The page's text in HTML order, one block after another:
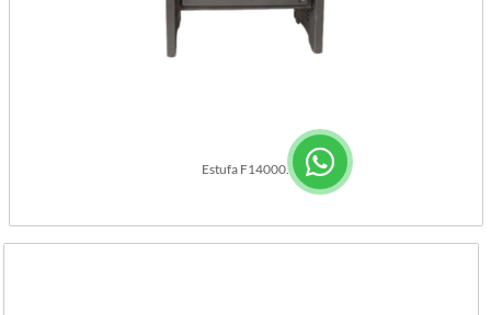
Estufa F14000.